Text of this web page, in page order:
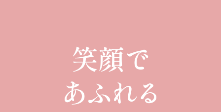
笑顔で
あふれる